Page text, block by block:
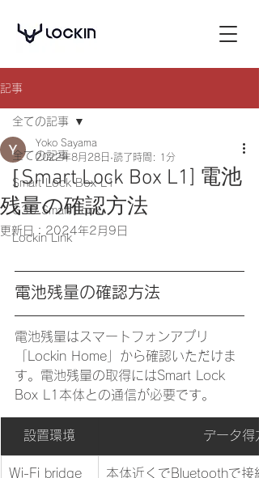
記事
全ての記事
Smart Lock Box L1
G30 Smart Lock
Lockin Link
全ての記事
［Smart Lock Box L1] 電池
残量の確認方法
Yoko Sayama
2022年8月28日 読了時間: 1分
更新日： 2024年2月9日
電池残量の確認方法
電池残量はスマートフォンアプリ
「Lockin Home」から確認いただけま
す。電池残量の取得にはSmart Lock
Box L1本体との通信が必要です。
設置環境 データ得
Wi-Fi bridge
本体近くでBluetoothで接